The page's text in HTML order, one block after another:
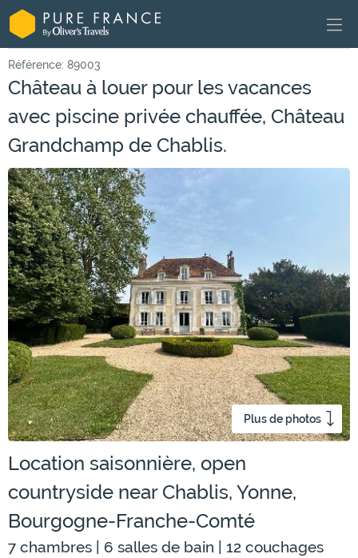
Référence: 89003
Château à louer pour les vacances
avec piscine privée chauffée, Château
Grandchamp de Chablis.
Plus de photos
Location saisonnière, open
countryside near Chablis, Yonne,
Bourgogne-Franche-Comté
7 chambres | 6 salles de bain | 12 couchages